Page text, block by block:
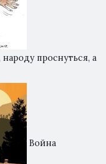
проснуться, а
Война